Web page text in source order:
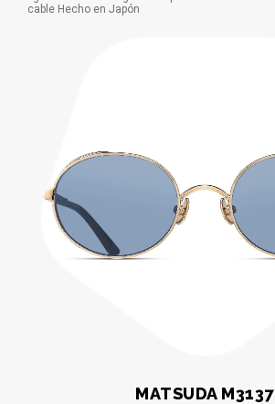
cable Hecho en Japón
MATSUDA M3137